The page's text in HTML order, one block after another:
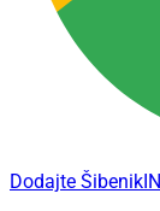
Dodajte